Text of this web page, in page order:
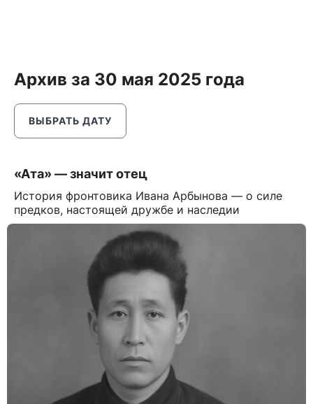
Архив за 30 мая 2025 года
ВЫБРАТЬ ДАТУ
«Ата» — значит отец
История фронтовика Ивана Арбынова — о силе
предков, настоящей дружбе и наследии